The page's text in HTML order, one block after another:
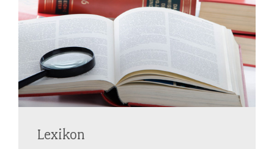
Lexikon